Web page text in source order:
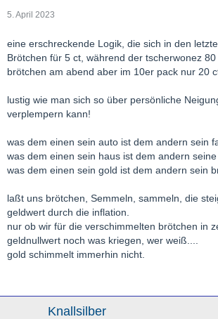
5. April 2023
eine erschreckende Logik, die sich in den
Brötchen für 5 ct, während der tscherwonez
brötchen am abend aber im 10er pack nur 20
lustig wie man sich so über persönliche
verplempern kann!
was dem einen sein auto ist dem andern sein
was dem einen sein haus ist dem andern
was dem einen sein gold ist dem andern sein
laßt uns brötchen, Semmeln, sammeln, die
geldwert durch die inflation.
nur ob wir für die verschimmelten brötchen in
geldnullwert noch was kriegen, wer weiß....
gold schimmelt immerhin nicht.
Knallsilber